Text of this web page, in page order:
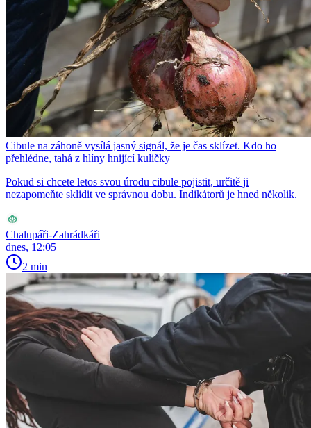
Cibule na záhoně vysílá jasný signál, že je čas sklízet. Kdo ho
přehlédne, tahá z hlíny hnijící kuličky
Pokud si chcete letos svou úrodu cibule pojistit, určitě ji
nezapomeňte sklidit ve správnou dobu. Indikátorů je hned několik.
Chalupáři-Zahrádkáři
dnes, 12:05
2 min